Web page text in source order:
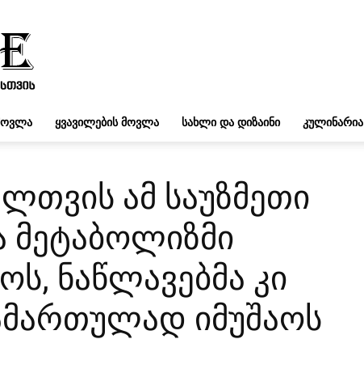
ᲧᲕᲐᲕᲘᲚᲔᲑᲘᲡ ᲛᲝᲕᲚᲐ ᲡᲐᲮᲚᲘ ᲓᲐ ᲓᲘᲖᲐᲘᲜᲘ ᲙᲣᲚᲘᲜᲐᲠᲘᲐ
ამ საუზმეთი
მეტაბოლიზმი
ნაწლავებმა კი
იმუშაოს